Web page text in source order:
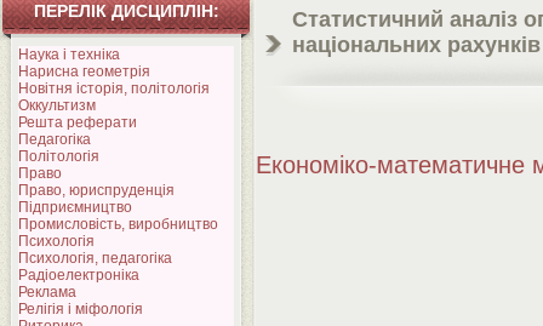
ПЕРЕЛІК ДИСЦИПЛІН:
Наука і техніка
Нарисна геометрія
Новітня історія, політологія
Оккультизм
Решта реферати
Педагогіка
Політологія
Право
Право, юриспруденція
Підприємництво
Промисловість, виробництво
Психологія
Психологія, педагогіка
Радіоелектроніка
Реклама
Релігія і міфологія
Статистичний аналіз
національних рахунків
Економіко-математичне